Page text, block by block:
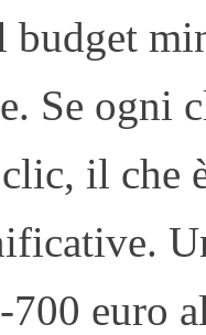
budget
Se ogni
il che
700 euro